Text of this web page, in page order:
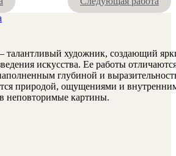
талантливый художник, создающий
искусства. Ее работы
глубиной и
природой, ощущениями и
неповторимые картины.